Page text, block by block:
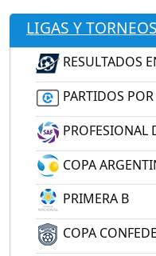
LIGAS Y
RESULTADOS
PARTIDOS
PROFESIONAL
COPA
PRIMERA B
COPA